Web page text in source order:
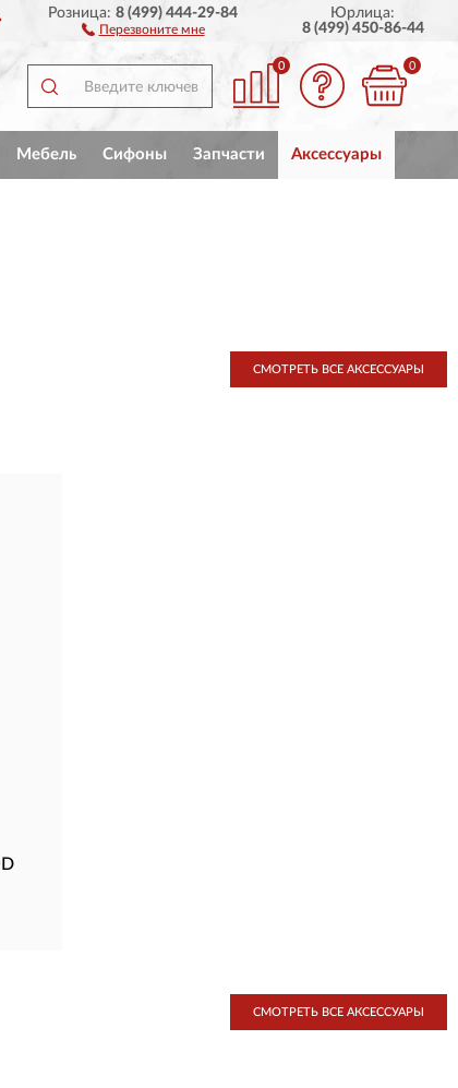
ДОСТАВИМ ПО ВСЕЙ РОССИИ
Розница:8 (499) 444-29-84
Перезвоните мне
Юрлица:
8 (499) 450-86-44
0 0
Мебель Сифоны Запчасти Аксессуары
СМОТРЕТЬ ВСЕ АКСЕССУАРЫ
СМОТРЕТЬ ВСЕ АКСЕССУАРЫ